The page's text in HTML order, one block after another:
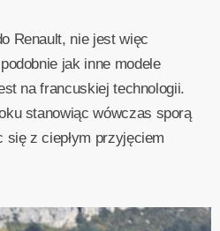
Renault, nie jest więc
jak inne modele
na francuskiej technologii.
stanowiąc wówczas sporą
z ciepłym przyjęciem